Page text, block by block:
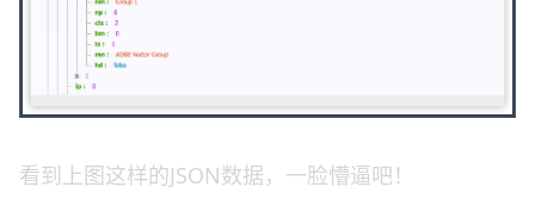
看到上图这样的JSON数据，一脸懵逼吧！